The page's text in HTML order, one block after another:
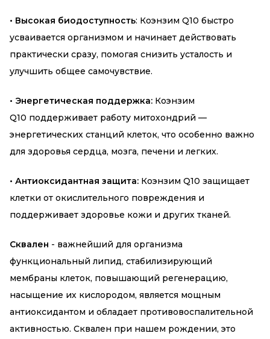
• Высокая биодоступность: Коэнзим Q10 быстро
усваивается организмом и начинает действовать
практически сразу, помогая снизить усталость и
улучшить общее самочувствие.
• Энергетическая поддержка: Коэнзим
Q10 поддерживает работу митохондрий —
энергетических станций клеток, что особенно важно
для здоровья сердца, мозга, печени и легких.
• Антиоксидантная защита: Коэнзим Q10 защищает
клетки от окислительного повреждения и
поддерживает здоровье кожи и других тканей.
Сквален - важнейший для организма
функциональный липид, стабилизирующий
мембраны клеток, повышающий регенерацию,
насыщение их кислородом, является мощным
антиоксидантом и обладает противовоспалительной
активностью. Сквален при нашем рождении, это